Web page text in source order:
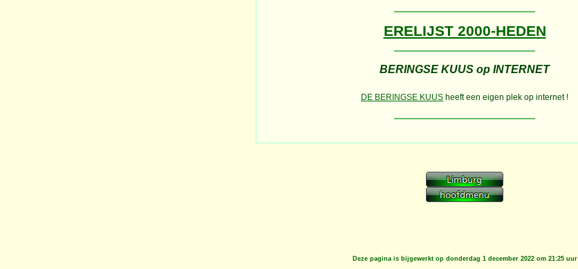
ERELIJST 2000-HEDEN
BERINGSE KUUS op INTERNET
DE BERINGSE KUUS heeft een eigen plek op internet !
Deze pagina is bijgewerkt op donderdag 1 december 2022 om 21:25 uur